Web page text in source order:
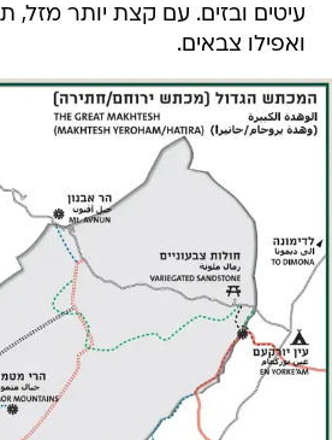
עיטים ובזים. עם קצת יותר מזל,
ואפילו צבאים.